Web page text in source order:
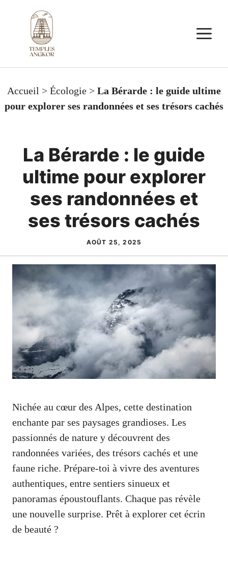
contenu
Accueil > Écologie > La Bérarde : le guide ultime
pour explorer ses randonnées et ses trésors cachés
La Bérarde : le guide
ultime pour explorer
ses randonnées et
ses trésors cachés
AOÛT 25, 2025
Nichée au cœur des Alpes, cette destination
enchante par ses paysages grandioses. Les
passionnés de nature y découvrent des
randonnées variées, des trésors cachés et une
faune riche. Prépare-toi à vivre des aventures
authentiques, entre sentiers sinueux et
panoramas époustouflants. Chaque pas révèle
une nouvelle surprise. Prêt à explorer cet écrin
de beauté ?